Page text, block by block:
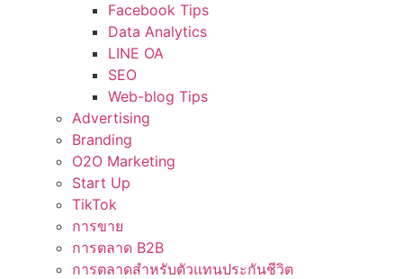
Facebook Tips
Data Analytics
LINE OA
SEO
Web-blog Tips
Advertising
Branding
O2O Marketing
Start Up
TikTok
การขาย
การตลาด B2B
การตลาดสำหรับตัวแทนประกันชีวิต